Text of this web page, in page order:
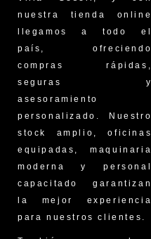
nuestra tienda online
llegamos a todo el
país, ofreciendo
compras rápidas,
seguras y
asesoramiento
personalizado. Nuestro
stock amplio, oficinas
equipadas, maquinaria
moderna y personal
capacitado garantizan
la mejor experiencia
para nuestros clientes.